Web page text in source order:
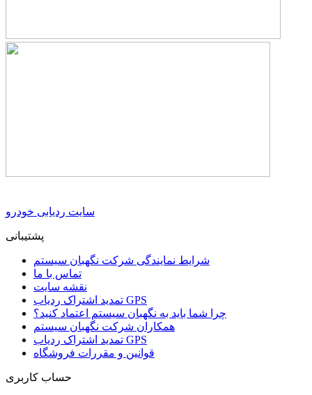
سایت ردیابی خودرو
پشتیبانی
شرایط نمایندگی شرکت نگهبان سیستم
تماس با ما
نقشه سایت
تمدید اشتراک ردیاب GPS
چرا شما باید به نگهبان سیستم اعتماد کنید؟
همکاران شرکت نگهبان سیستم
تمدید اشتراک ردیاب GPS
قوانین و مقررات فروشگاه
حساب کاربری